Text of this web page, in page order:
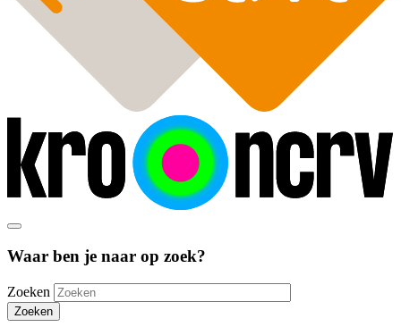
Waar ben je naar op zoek?
Zoeken
Zoeken